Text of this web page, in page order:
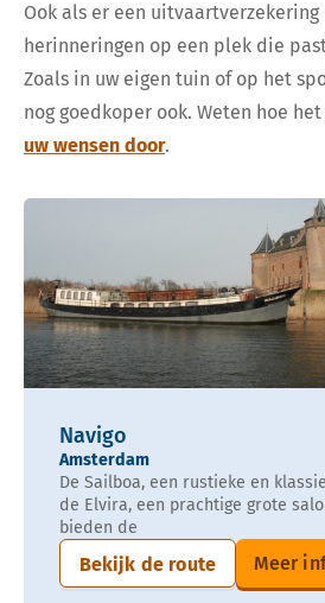
Ook als er een uitvaartverzekering
herinneringen op een plek die
Zoals in uw eigen tuin of op het
nog goedkoper ook. Weten hoe
uw wensen door.
Navigo
Amsterdam
De Sailboa, een rustieke en
de Elvira, een prachtige grote
bieden de
Bekijk de route Meer